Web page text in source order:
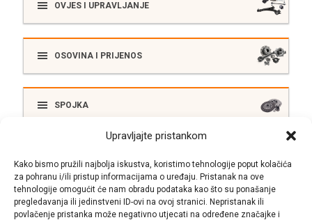
Upravljajte pristankom
Kako bismo pružili najbolja iskustva, koristimo tehnologije poput kolačića
za pohranu i/ili pristup informacijama o uređaju. Pristanak na ove
tehnologije omogućit će nam obradu podataka kao što su ponašanje
pregledavanja ili jedinstveni ID-ovi na ovoj stranici. Nepristanak ili
povlačenje pristanka može negativno utjecati na određene značajke i
OVJES I UPRAVLJANJE
OSOVINA I PRIJENOS
SPOJKA
SUSTAV ISPUŠNIH PLINOVA